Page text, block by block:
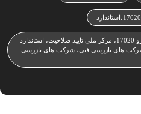
کارشناسان استاندارد،، مشاوره 17020، ایزو 17020، مرکز ملی تایید صلاحیت، استاندارد
شرکت های بازرسی فنی، شرکت های بازرسی